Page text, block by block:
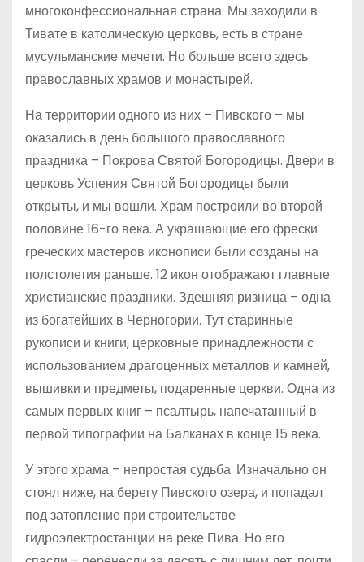
многоконфессиональная страна. Мы заходили в
Тивате в католическую церковь, есть в стране
мусульманские мечети. Но больше всего здесь
православных храмов и монастырей.
На территории одного из них – Пивского – мы
оказались в день большого православного
праздника – Покрова Святой Богородицы. Двери в
церковь Успения Святой Богородицы были
открыты, и мы вошли. Храм построили во второй
половине 16-го века. А украшающие его фрески
греческих мастеров иконописи были созданы на
полстолетия раньше. 12 икон отображают главные
христианские праздники. Здешняя ризница – одна
из богатейших в Черногории. Тут старинные
рукописи и книги, церковные принадлежности с
использованием драгоценных металлов и камней,
вышивки и предметы, подаренные церкви. Одна из
самых первых книг – псалтырь, напечатанный в
первой типографии на Балканах в конце 15 века.
У этого храма – непростая судьба. Изначально он
стоял ниже, на берегу Пивского озера, и попадал
под затопление при строительстве
гидроэлектростанции на реке Пива. Но его